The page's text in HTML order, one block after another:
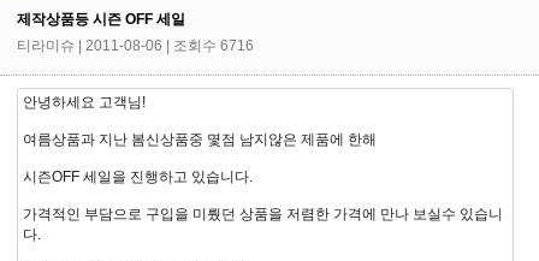
제작상품등 시즌 OFF 세일
티라미슈 | 2011-08-06 | 조회수 6716
안녕하세요 고객님!
여름상품과 지난 봄신상품중 몇점 남지않은 제품에 한해
시즌OFF 세일을 진행하고 있습니다.
가격적인 부담으로 구입을 미뤘던 상품을 저렴한 가격에 만나 보실수 있습니
다.